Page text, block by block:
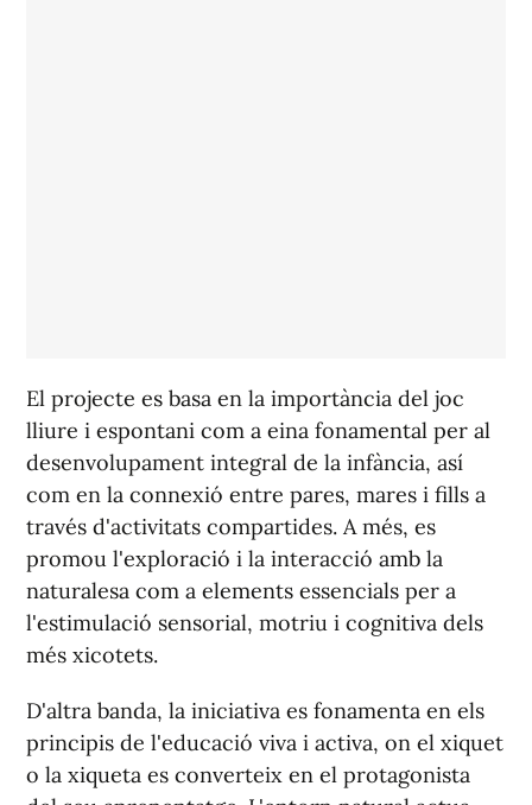
El projecte es basa en la importància del joc
lliure i espontani com a eina fonamental per al
desenvolupament integral de la infància, así
com en la connexió entre pares, mares i fills a
través d'activitats compartides. A més, es
promou l'exploració i la interacció amb la
naturalesa com a elements essencials per a
l'estimulació sensorial, motriu i cognitiva dels
més xicotets.
D'altra banda, la iniciativa es fonamenta en els
principis de l'educació viva i activa, on el xiquet
o la xiqueta es converteix en el protagonista